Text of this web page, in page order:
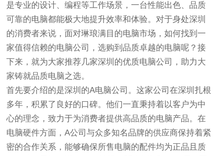
是专业的设计、编程等工作场景，一台性能出色、品质
可靠的电脑都能极大地提升效率和体验。对于身处深圳
的消费者来说，面对琳琅满目的电脑市场，如何找到一
家值得信赖的电脑公司，选购到品质卓越的电脑呢？接
下来，就为大家推荐几家深圳的优质电脑公司，助力大
家铸就品质电脑之选。
首先要介绍的是深圳的A电脑公司。这家公司在深圳扎根
多年，积累了良好的口碑。他们一直秉持着以客户为中
心的理念，致力于为消费者提供高品质的电脑产品。在
电脑硬件方面，A公司与众多知名品牌的供应商保持着紧
密的合作关系，能够确保所售电脑的配件均为正品且质